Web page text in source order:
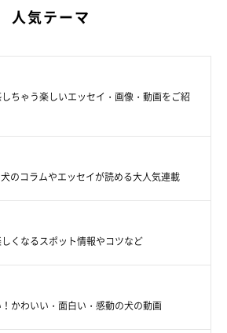
人気テーマ
ちゃう楽しいエッセイ・画像・動画をご紹
のコラムやエッセイが読める大人気連載
くなるスポット情報やコツなど
かわいい・面白い・感動の犬の動画